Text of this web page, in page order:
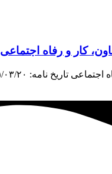
کار و رفاه اجتماعی
۳۸۹۶۲ | منبع: معاونت